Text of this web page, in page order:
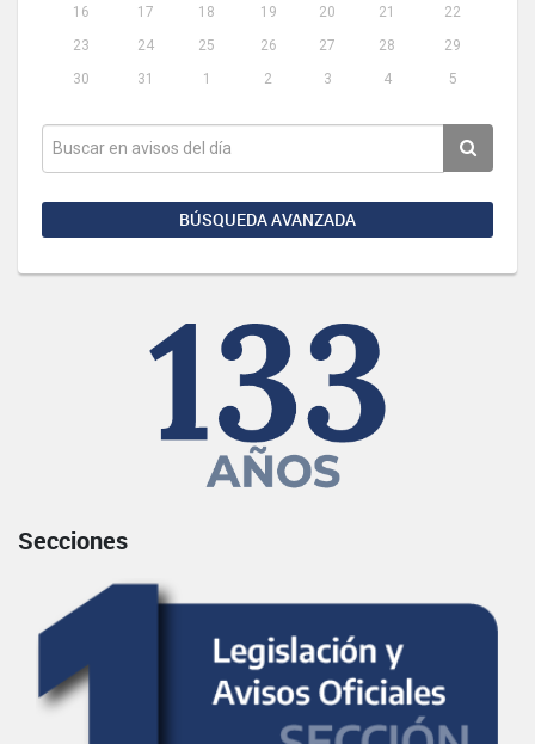
16
17 18 19 20 21
22
23
24 25 26 27 28
29
30
31 1 2 3 4 5
BÚSQUEDA AVANZADA
Secciones